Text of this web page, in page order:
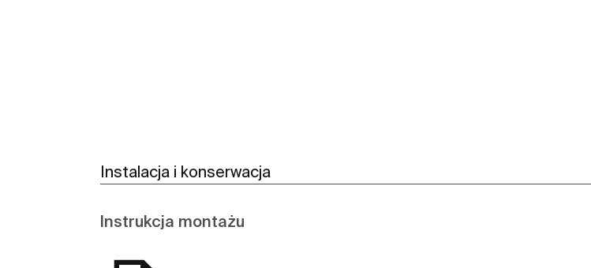
Instalacja i konserwacja
Instrukcja montażu